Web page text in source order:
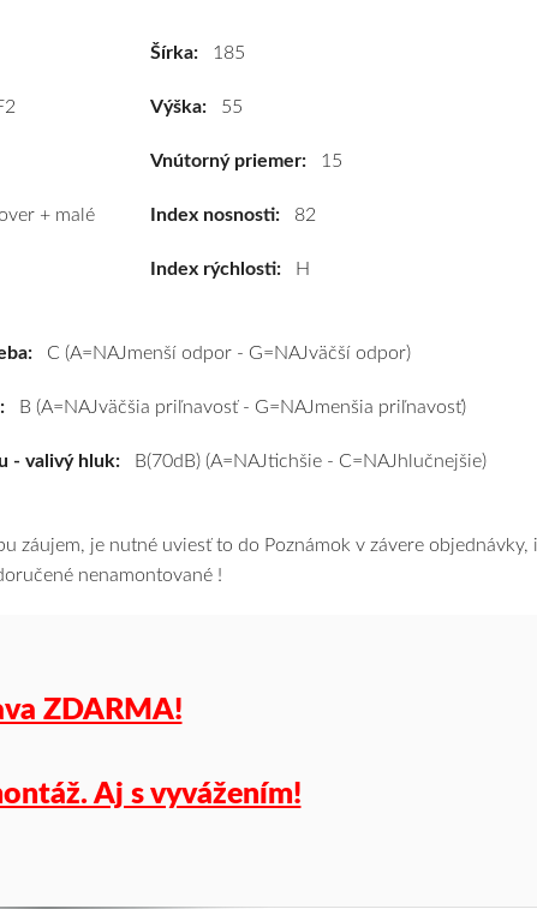
osobné
PROXES
185/55
82H
za
a
vám
pneumatiky
podľa
vášho
a
+ malé
Šírka:185
Výška:55
Vnútorný priemer:15
Index nosnosti:82
Index rýchlosti:H
C (A=NAJmenší odpor - G=NAJväčší odpor)
B (A=NAJväčšia priľnavosť - G=NAJmenšia priľnavosť)
- valivý hluk: B(70dB) (A=NAJtichšie - C=NAJhlučnejšie)
záujem, je nutné uviesť to do Poznámok v závere
nenamontované !
ZDARMA!
Aj s vyvážením!